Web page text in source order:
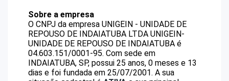
Sobre a empresa
O CNPJ da empresa UNIGEIN - UNIDADE DE
REPOUSO DE INDAIATUBA LTDA UNIGEIN-
UNIDADE DE REPOUSO DE INDAIATUBA é
04.603.151/0001-95. Com sede em
INDAIATUBA, SP, possui 25 anos, 0 meses e 13
dias e foi fundada em 25/07/2001. A sua